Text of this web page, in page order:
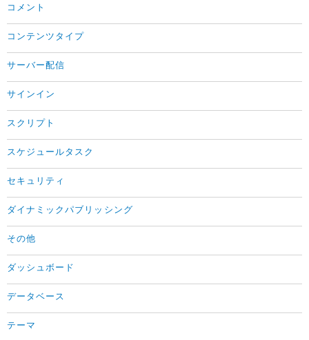
コメント
コンテンツタイプ
サーバー配信
サインイン
スクリプト
スケジュールタスク
セキュリティ
ダイナミックパブリッシング
その他
ダッシュボード
データベース
テーマ